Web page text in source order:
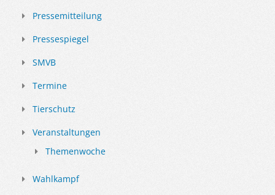
Pressemitteilung
Pressespiegel
SMVB
Termine
Tierschutz
Veranstaltungen
Themenwoche
Wahlkampf